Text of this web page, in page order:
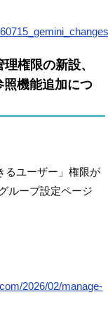
権限の新設、
照機能追加につ
るユーザー」権限が
ループ設定ページ
2026/02/manage-